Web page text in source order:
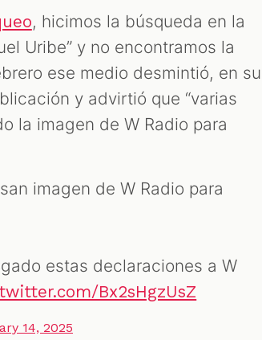
, hicimos la búsqueda en la
Uribe” y no encontramos la
ese medio desmintió, en su
y advirtió que “varias
la imagen de W Radio para
imagen de W Radio para
estas declaraciones a W
Bx2sHgzUsZ
14, 2025